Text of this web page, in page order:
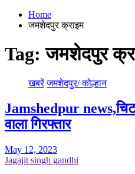
Home
जमशेदपुर क्राइम
Tag:जमशेदपुर
खबरें जमशेदपुर/ कोल्हान
Jamshedpur
वाला गिरफ्तार
May 12, 2023
Jagajit singh gandhi